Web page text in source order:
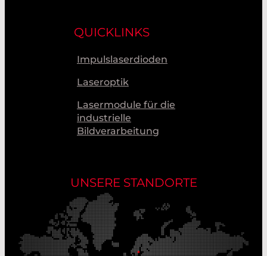
QUICKLINKS
Impulslaserdioden
Laseroptik
Lasermodule für die
industrielle
Bildverarbeitung
UNSERE STANDORTE